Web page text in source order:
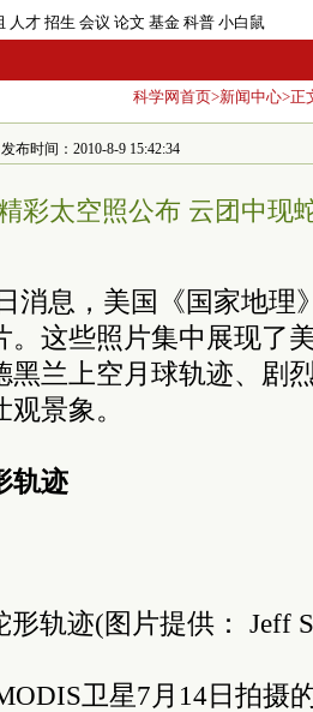
人才 招生 会议 论文 基金 科普 小白鼠
科学网首页>新闻中心>正
布时间：2010-8-9 15:42:34
彩太空照公布 云团中现
消息，美国《国家地理
。这些照片集中展现了
黑兰上空月球轨迹、剧
景象。
轨迹
形轨迹(图片提供： Jeff
卫星7月14日拍摄